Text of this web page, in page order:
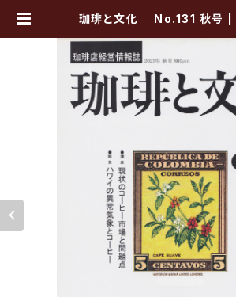
珈琲と文化 No.131 秋号 | Tee's